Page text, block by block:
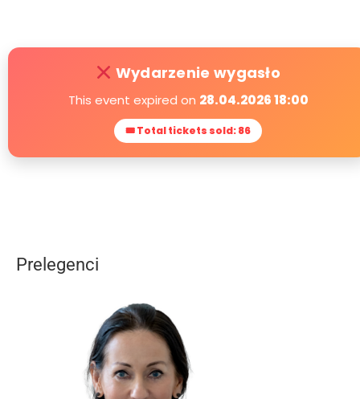
Wydarzenie wygasło
This event expired on 28.04.2026 18:00
🎟 Total tickets sold: 86
Prelegenci